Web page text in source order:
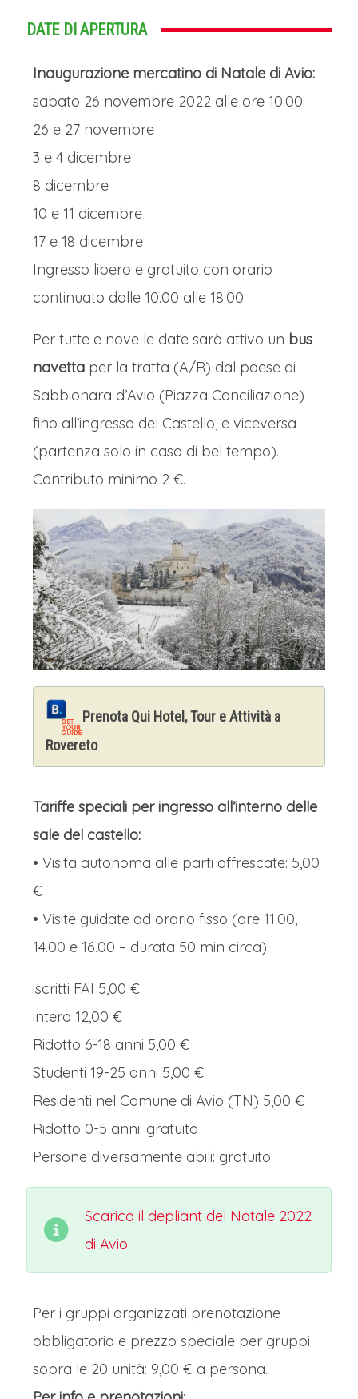
DATE DI APERTURA
Inaugurazione mercatino di Natale di Avio:
sabato 26 novembre 2022 alle ore 10.00
26 e 27 novembre
3 e 4 dicembre
8 dicembre
10 e 11 dicembre
17 e 18 dicembre
Ingresso libero e gratuito con orario
continuato dalle 10.00 alle 18.00
Per tutte e nove le date sarà attivo un bus
navetta per la tratta (A/R) dal paese di
Sabbionara d’Avio (Piazza Conciliazione)
fino all’ingresso del Castello, e viceversa
(partenza solo in caso di bel tempo).
Contributo minimo 2 €.
Prenota Qui Hotel, Tour e Attività a
Rovereto
Tariffe speciali per ingresso all’interno delle
sale del castello:
• Visita autonoma alle parti affrescate: 5,00
€
• Visite guidate ad orario fisso (ore 11.00,
14.00 e 16.00 – durata 50 min circa):
iscritti FAI 5,00 €
intero 12,00 €
Ridotto 6-18 anni 5,00 €
Studenti 19-25 anni 5,00 €
Residenti nel Comune di Avio (TN) 5,00 €
Ridotto 0-5 anni: gratuito
Persone diversamente abili: gratuito
Scarica il depliant del Natale 2022
di Avio
Per i gruppi organizzati prenotazione
obbligatoria e prezzo speciale per gruppi
sopra le 20 unità: 9,00 € a persona.